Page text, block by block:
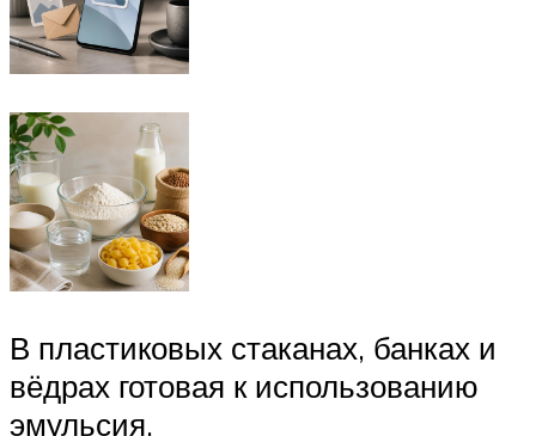
В пластиковых стаканах, банках и
вёдрах готовая к использованию
эмульсия.